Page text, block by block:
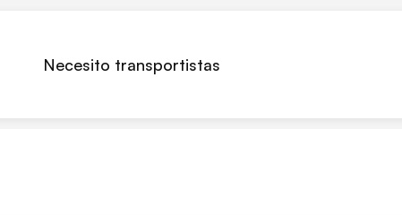
Necesito transportistas